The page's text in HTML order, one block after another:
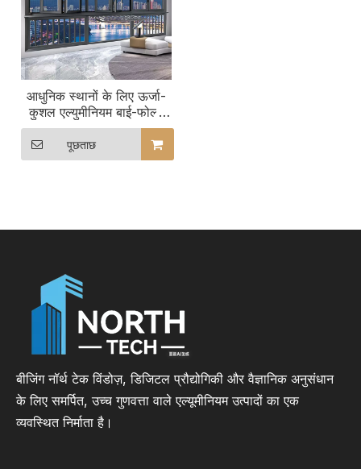
आधुनिक स्थानों के लिए ऊर्जा-
कुशल एल्युमीनियम बाई-फोल्ड
ग्लास फोल्डिंग विंडो
पूछताछ
बीजिंग नॉर्थ टेक विंडोज़, डिजिटल प्रौद्योगिकी और वैज्ञानिक अनुसंधान
के लिए समर्पित, उच्च गुणवत्ता वाले एल्यूमीनियम उत्पादों का एक
व्यवस्थित निर्माता है।